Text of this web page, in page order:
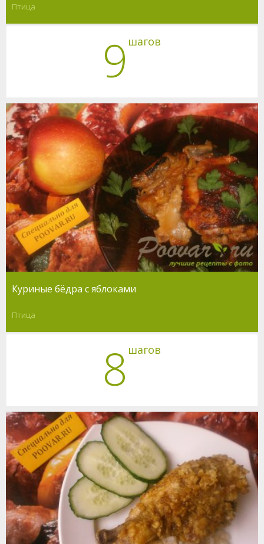
Птица
9 шагов
Куриные бёдра с яблоками
Птица
8 шагов